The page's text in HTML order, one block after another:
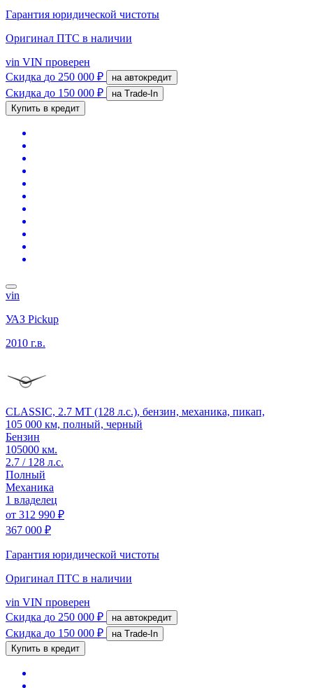
Гарантия юридической чистоты
Оригинал ПТС в наличии
vin VIN проверен
Скидка до 250 000 ₽ на автокредит
Скидка до 150 000 ₽
на Trade-In
Купить в кредит
vin
УАЗ Pickup
2010 г.в.
CLASSIC, 2.7 MT (128 л.с.), бензин, механика, пикап,
105 000 км, полный, черный
Бензин
105000 км.
2.7 / 128 л.с.
Полный
Механика
1 владелец
от 312 990 ₽
367 000 ₽
Гарантия юридической чистоты
Оригинал ПТС в наличии
vin VIN проверен
Скидка до 250 000 ₽ на автокредит
Скидка до 150 000 ₽
на Trade-In
Купить в кредит